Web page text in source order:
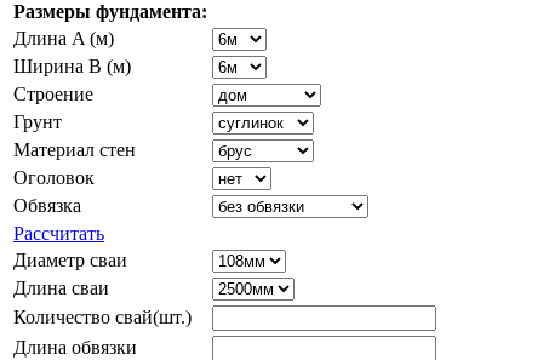
Размеры фундамента:
Длина A (м)
Ширина B (м)
Строение
Грунт
Материал стен
Оголовок
Обвязка
Рассчитать
Диаметр сваи
Длина сваи
Количество свай(шт.)
Длина обвязки